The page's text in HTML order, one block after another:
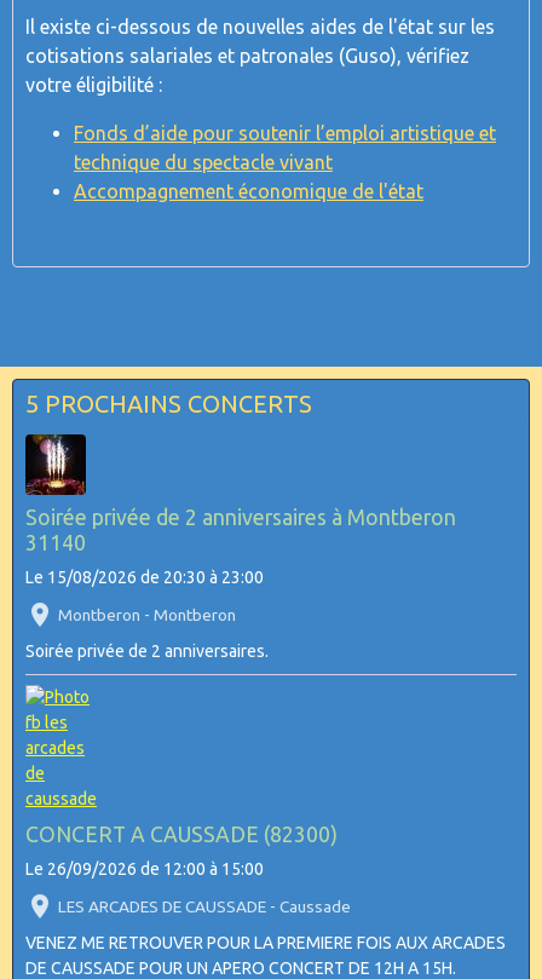
Il existe ci-dessous de nouvelles aides de l'état sur les
cotisations salariales et patronales (Guso), vérifiez
votre éligibilité :
Fonds d’aide pour soutenir l’emploi artistique et
technique du spectacle vivant
Accompagnement économique de l'état
5 PROCHAINS CONCERTS
Soirée privée de 2 anniversaires à Montberon
31140
Le 15/08/2026 de 20:30 à 23:00
Montberon - Montberon
Soirée privée de 2 anniversaires.
CONCERT A CAUSSADE (82300)
Le 26/09/2026 de 12:00 à 15:00
LES ARCADES DE CAUSSADE - Caussade
VENEZ ME RETROUVER POUR LA PREMIERE FOIS AUX ARCADES
DE CAUSSADE POUR UN APERO CONCERT DE 12H A 15H.